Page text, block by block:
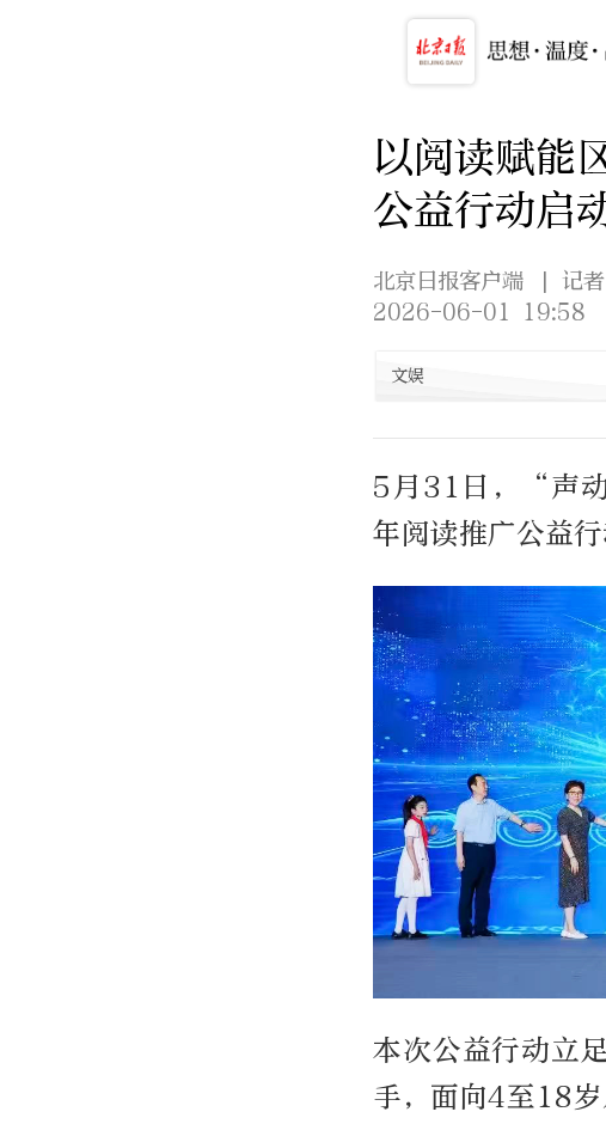
以阅读赋能
公益行动启
北京日报客户端
| 记
2026-06-01 19:58
文娱
5月31日，“声
年阅读推广公益行
本次公益行动立
手，面向4至18岁